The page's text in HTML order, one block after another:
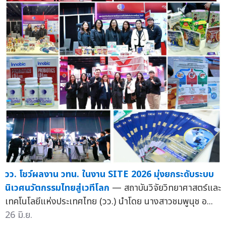
วว. โชว์ผลงาน วทน. ในงาน SITE 2026 มุ่งยกระดับระบบ
นิเวศนวัตกรรมไทยสู่เวทีโลก — สถาบันวิจัยวิทยาศาสตร์และ
เทคโนโลยีแห่งประเทศไทย (วว.) นำโดย นางสาวชมพูนุช อ...
26 มิ.ย.